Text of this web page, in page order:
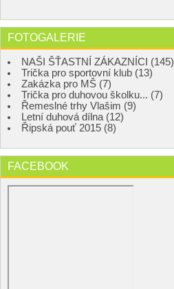
FOTOGALERIE
NAŠI ŠŤASTNÍ ZÁKAZNÍCI (145)
Trička pro sportovní klub (13)
Zakázka pro MŠ (7)
Trička pro duhovou školku... (7)
Řemeslné trhy Vlašim (9)
Letní duhová dílna (12)
Řipská pouť 2015 (8)
FACEBOOK